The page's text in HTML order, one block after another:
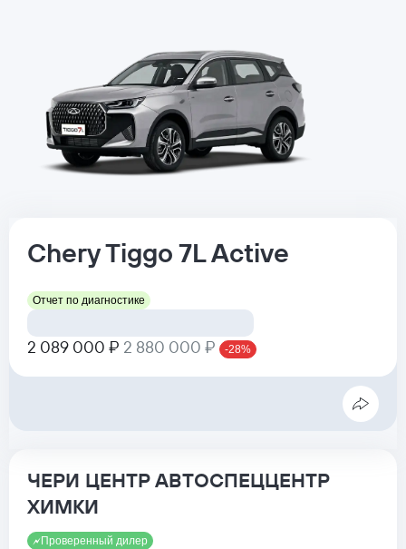
CheryTiggo 7LActive
Отчет по диагностике
2 089 000 ₽ 2 880 000 ₽ -28%
ЧЕРИ ЦЕНТР АВТОСПЕЦЦЕНТР
ХИМКИ
Проверенный дилер